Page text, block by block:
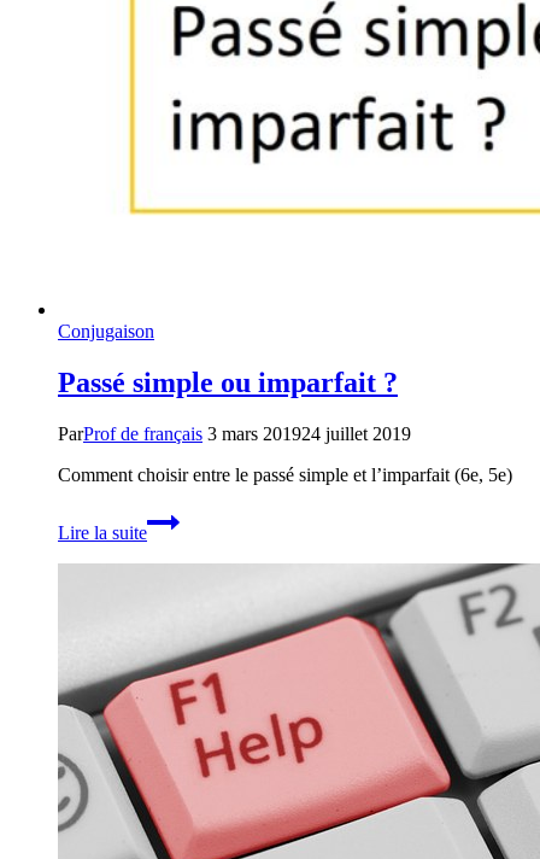
Conjugaison
Passé simple ou imparfait ?
ParProf de français 3 mars 201924 juillet 2019
Comment choisir entre le passé simple et l’imparfait (6e, 5e)
Lire la suite
Passé
simple